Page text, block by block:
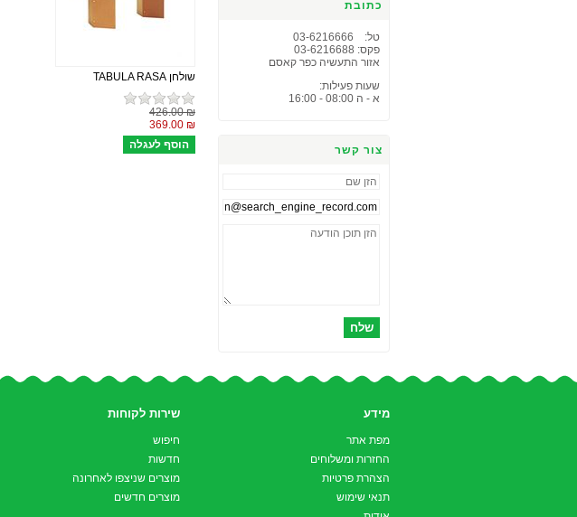
כתובת
טל: 03-6216666
פקס: 03-6216688
אזור התעשיה כפר קאסם
שעות פעילות:
א - ה 08:00 - 16:00
צור קשר
שלח
שולחן TABULA RASA
₪ 426.00
₪ 369.00
מידע
מפת אתר
החזרות ומשלוחים
הצהרת פרטיות
תנאי שימוש
שירות לקוחות
חיפוש
חדשות
מוצרים שניצפו לאחרונה
מוצרים חדשים